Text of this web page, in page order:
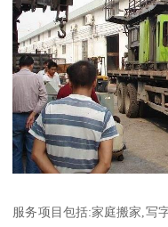
服务项目包括:家庭搬家,写